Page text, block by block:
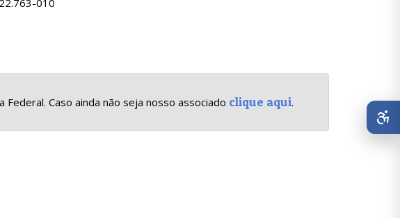
010
Caso ainda não seja nosso associado clique aqui.